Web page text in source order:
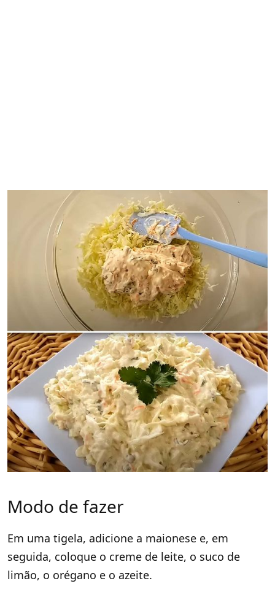
Modo de fazer
Em uma tigela, adicione a maionese e, em
seguida, coloque o creme de leite, o suco de
limão, o orégano e o azeite.